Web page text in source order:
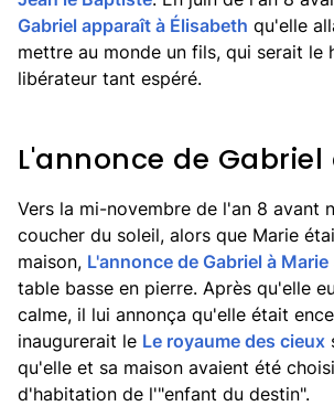
Gabriel apparaît à Élisabeth qu'elle
mettre au monde un fils, qui serait le
libérateur tant espéré.
L'annonce de Gabriel
Vers la mi-novembre de l'an 8 avant
coucher du soleil, alors que Marie
maison, L'annonce de Gabriel à Marie
table basse en pierre. Après qu'elle
calme, il lui annonça qu'elle était
inaugurerait le Le royaume des cieux
qu'elle et sa maison avaient été
d'habitation de l'"enfant du destin".